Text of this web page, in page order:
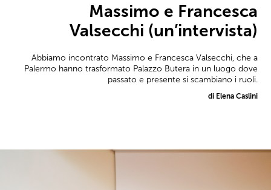
Massimo e Francesca
Valsecchi (un’intervista)
Abbiamo incontrato Massimo e Francesca Valsecchi, che a
Palermo hanno trasformato Palazzo Butera in un luogo dove
passato e presente si scambiano i ruoli.
di Elena Caslini